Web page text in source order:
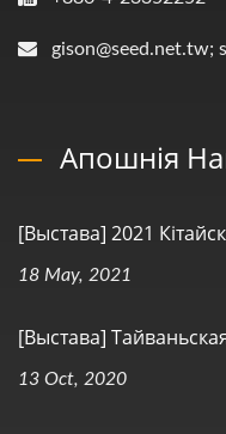
gison@seed.net.tw;
Апошнія
[Выстава] 2021
18 May, 2021
[Выстава]
13 Oct, 2020